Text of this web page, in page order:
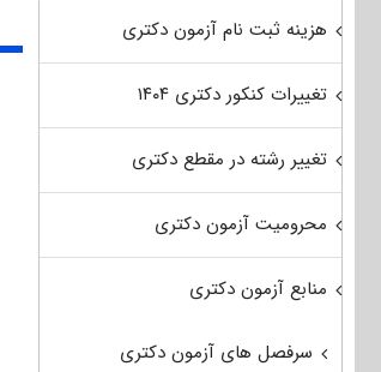
هزینه ثبت نام آزمون دکتری
تغییرات کنکور دکتری ۱۴۰۴
تغییر رشته در مقطع دکتری
محرومیت آزمون دکتری
منابع آزمون دکتری
سرفصل های آزمون دکتری